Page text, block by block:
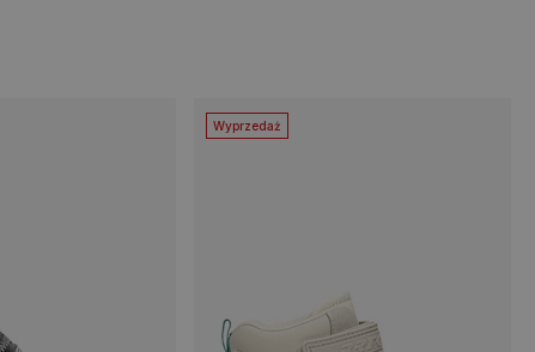
Wyprzedaż